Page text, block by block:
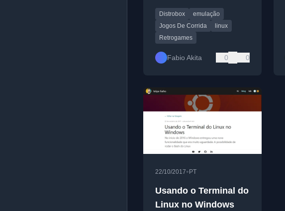
Xbox 360.
Distrobox
emulação
Jogos De Corrida
linux
Retrogames
Fabio Akita 0 0
22/10/2017• PT
Usando o Terminal do
Linux no Windows